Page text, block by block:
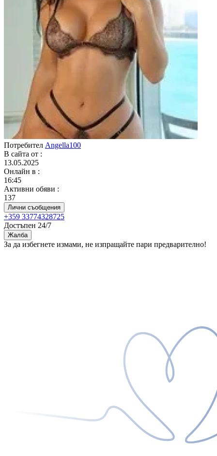
Потребител Angella100
В сайта от :
13.05.2025
Онлайн в :
16:45
Активни обяви :
137
Лични съобщения
+359 33774328725
Достъпен 24/7
Жалба
За да избегнете измами, не изпращайте пари предварително!